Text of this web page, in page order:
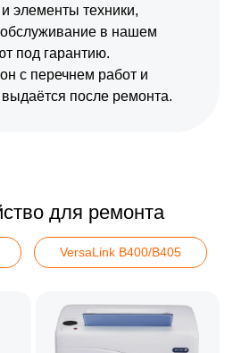
элементы техники,
в нашем
под гарантию.
с перечнем работ и
после ремонта.
для ремонта
VersaLink B400/B405